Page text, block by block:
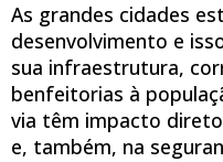
As grandes cidades
desenvolvimento e
sua infraestrutura,
benfeitorias à
via têm impacto
e, também, na